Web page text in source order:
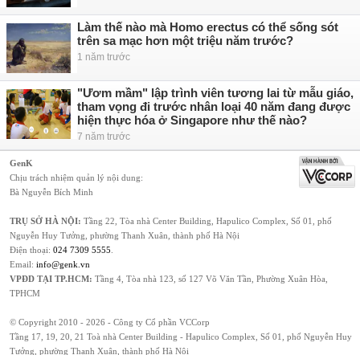
Làm thế nào mà Homo erectus có thể sống sót
trên sa mạc hơn một triệu năm trước?
1 năm trước
"Ươm mầm" lập trình viên tương lai từ mẫu giáo,
tham vọng đi trước nhân loại 40 năm đang được
hiện thực hóa ở Singapore như thế nào?
7 năm trước
GenK
Chịu trách nhiệm quản lý nội dung:
Bà Nguyễn Bích Minh
TRỤ SỞ HÀ NỘI: Tầng 22, Tòa nhà Center Building, Hapulico Complex, Số 01, phố
Nguyễn Huy Tưởng, phường Thanh Xuân, thành phố Hà Nội
Điện thoại: 024 7309 5555
Email: info@genk.vn
VPĐD TẠI TP.HCM: Tầng 4, Tòa nhà 123, số 127 Võ Văn Tần, Phường Xuân Hòa,
TPHCM
© Copyright 2010 - 2026 - Công ty Cổ phần VCCorp
Tầng 17, 19, 20, 21 Toà nhà Center Building - Hapulico Complex, Số 01, phố Nguyễn Huy
Tưởng, phường Thanh Xuân, thành phố Hà Nội